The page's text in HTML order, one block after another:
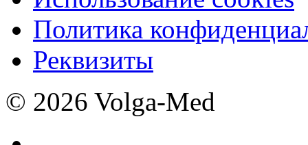
Политика
Реквизиты
© 2026 Volga-Med